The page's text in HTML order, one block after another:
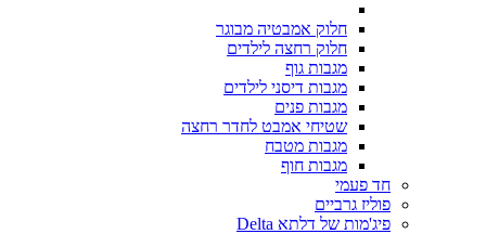
חלוק אמבטיה מבוגר
חלוק רחצה לילדים
מגבות גוף
מגבות דיסני לילדים
מגבות פנים
שטיחי אמבט לחדר רחצה
מגבות מטבח
מגבות חוף
חד פעמי
פוליז גרביים
פיג'מות של דלתא Delta